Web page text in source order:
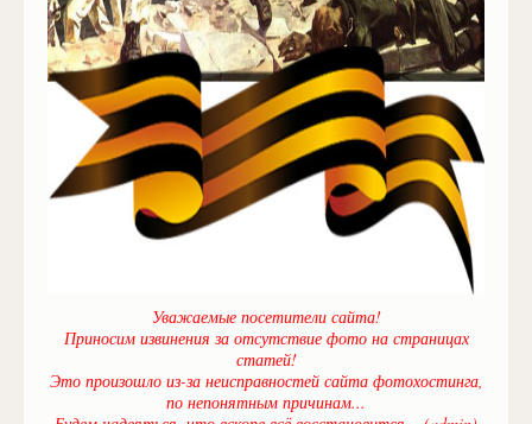
Уважаемые посетители сайта!
Приносим извинения за отсутствие фото на страницах
статей!
Это произошло из-за неисправностей сайта фотохостинга,
по непонятным причинам...